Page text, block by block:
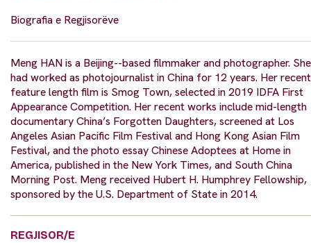
Biografia e Regjisorëve
Meng HAN is a Beijing--based filmmaker and photographer. She
had worked as photojournalist in China for 12 years. Her recent
feature length film is Smog Town, selected in 2019 IDFA First
Appearance Competition. Her recent works include mid-length
documentary China’s Forgotten Daughters, screened at Los
Angeles Asian Pacific Film Festival and Hong Kong Asian Film
Festival, and the photo essay Chinese Adoptees at Home in
America, published in the New York Times, and South China
Morning Post. Meng received Hubert H. Humphrey Fellowship,
sponsored by the U.S. Department of State in 2014.
REGJISOR/E